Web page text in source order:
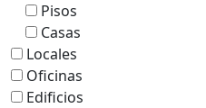
Pisos
Casas
Locales
Oficinas
Edificios